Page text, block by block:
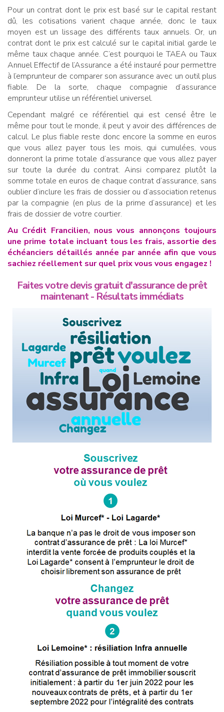
Pour un contrat dont le prix est basé sur le capital restant
dû, les cotisations varient chaque année, donc le taux
moyen est un lissage des différents taux annuels. Or, un
contrat dont le prix est calculé sur le capital initial garde le
même taux chaque année. C’est pourquoi le TAEA ou Taux
Annuel Effectif de l’Assurance a été instauré pour permettre
à l’emprunteur de comparer son assurance avec un outil plus
fiable. De la sorte, chaque compagnie d’assurance
emprunteur utilise un référentiel universel.
Cependant malgré ce référentiel qui est censé être le
même pour tout le monde, il peut y avoir des différences de
calcul. Le plus fiable reste donc encore la somme en euros
que vous allez payer tous les mois, qui cumulées, vous
donneront la prime totale d’assurance que vous allez payer
sur toute la durée du contrat. Ainsi comparez plutôt la
somme totale en euros de chaque contrat d’assurance, sans
oublier d’inclure les frais de dossier ou d’association retenus
par la compagnie (en plus de la prime d’assurance) et les
frais de dossier de votre courtier.
Au Crédit Francilien, nous vous annonçons toujours
une prime totale incluant tous les frais, assortie des
échéanciers détaillés année par année afin que vous
sachiez réellement sur quel prix vous vous engagez !
Faites votre devis gratuit d'assurance de prêt
maintenant - Résultats immédiats